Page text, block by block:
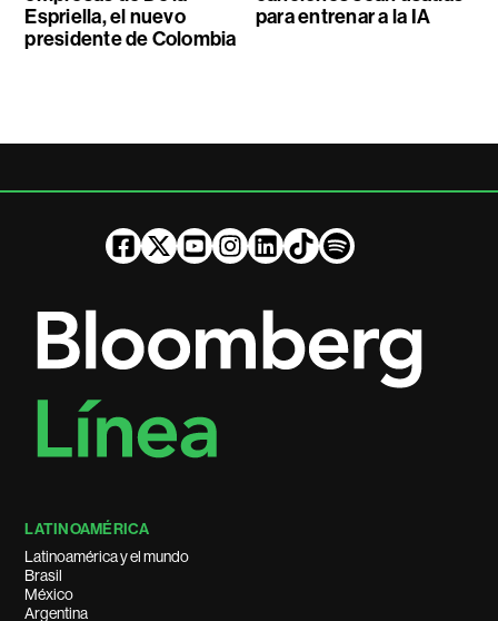
Espriella, el nuevo
presidente de Colombia
para entrenar a la IA
LATINOAMÉRICA
Latinoamérica y el mundo
Brasil
México
Argentina